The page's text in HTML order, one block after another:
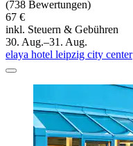
(738 Bewertungen)
67 €
inkl. Steuern & Gebühren
30. Aug.–31. Aug.
elaya hotel leipzig city center